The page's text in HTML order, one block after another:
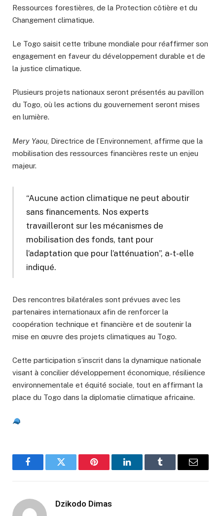
Ressources forestières, de la Protection côtière et du
Changement climatique.
Le Togo saisit cette tribune mondiale pour réaffirmer son
engagement en faveur du développement durable et de
la justice climatique.
Plusieurs projets nationaux seront présentés au pavillon
du Togo, où les actions du gouvernement seront mises
en lumière.
Mery Yaou , Directrice de l’Environnement, affirme que la
mobilisation des ressources financières reste un enjeu
majeur.
“Aucune action climatique ne peut aboutir
sans financements. Nos experts
travailleront sur les mécanismes de
mobilisation des fonds, tant pour
l’adaptation que pour l’atténuation”, a-t-elle
indiqué.
Des rencontres bilatérales sont prévues avec les
partenaires internationaux afin de renforcer la
coopération technique et financière et de soutenir la
mise en œuvre des projets climatiques au Togo.
Cette participation s’inscrit dans la dynamique nationale
visant à concilier développement économique, résilience
environnementale et équité sociale, tout en affirmant la
place du Togo dans la diplomatie climatique africaine.
FacebookTwitter Pinterest LinkedInTumblr Email
Dzikodo Dimas